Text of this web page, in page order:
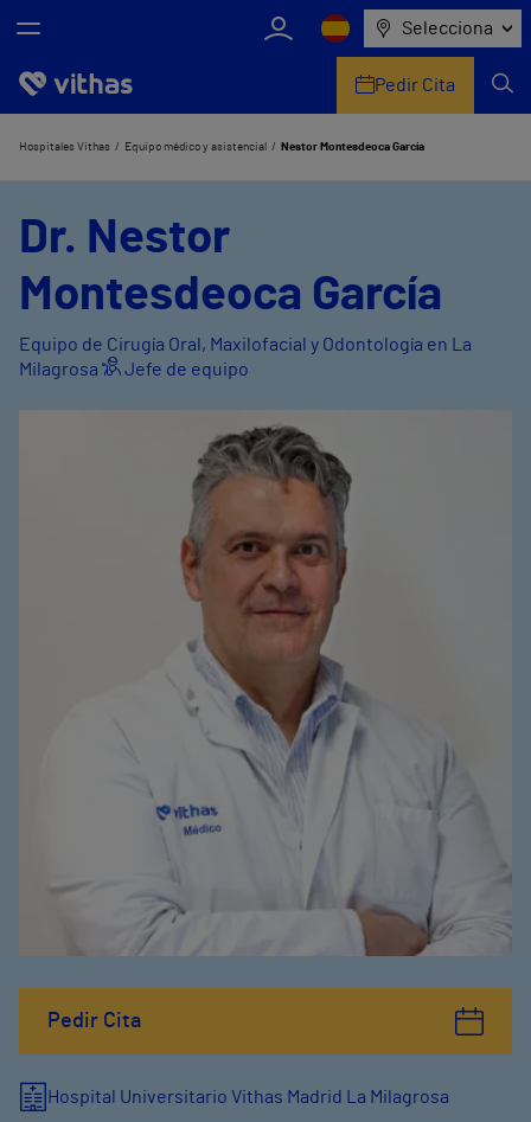
Selecciona
Nosotros
Información útil
Pedir Cita
Hospitales Vithas Equipo médico y asistencial Nestor Montesdeoca García
Pedir Cita
Dr. Nestor
Montesdeoca García
Equipo de Cirugía Oral, Maxilofacial y Odontología en La
Milagrosa
Jefe de equipo
Hospital Universitario Vithas Madrid La Milagrosa